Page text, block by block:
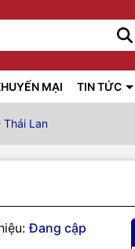
MẠI TIN TỨC
Lan
Đang cập